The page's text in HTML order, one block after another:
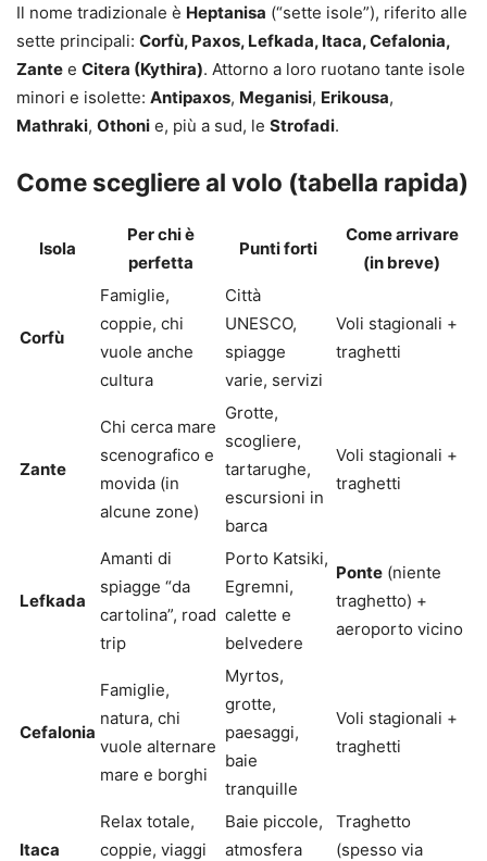
Il nome tradizionale è Heptanisa (“sette isole”), riferito alle
sette principali: Corfù, Paxos, Lefkada, Itaca, Cefalonia,
Zante e Citera (Kythira). Attorno a loro ruotano tante isole
minori e isolette: Antipaxos, Meganisi, Erikousa,
Mathraki, Othoni e, più a sud, le Strofadi.
Come scegliere al volo (tabella rapida)
Isola
Per chi è
perfetta
Punti forti
Come arrivare
(in breve)
Corfù
Famiglie,
coppie, chi
vuole anche
cultura
Città
UNESCO,
spiagge
varie, servizi
Voli stagionali +
traghetti
Zante
Chi cerca mare
scenografico e
movida (in
alcune zone)
Grotte,
scogliere,
tartarughe,
escursioni in
barca
Voli stagionali +
traghetti
Lefkada
Amanti di
spiagge “da
cartolina”, road
trip
Porto Katsiki,
Egremni,
calette e
belvedere
Ponte (niente
traghetto) +
aeroporto vicino
Cefalonia
Famiglie,
natura, chi
vuole alternare
mare e borghi
Myrtos,
grotte,
paesaggi,
baie
tranquille
Voli stagionali +
traghetti
Itaca
Relax totale,
coppie, viaggi
Baie piccole,
atmosfera
Traghetto
(spesso via